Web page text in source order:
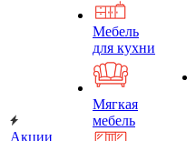
Акции
Мебель
для кухни
Мягкая
мебель